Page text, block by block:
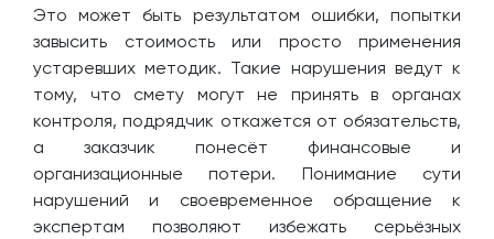
Это может быть результатом ошибки, попытки
завысить стоимость или просто применения
устаревших методик. Такие нарушения ведут к
тому, что смету могут не принять в органах
контроля, подрядчик откажется от обязательств,
а заказчик понесёт финансовые и
организационные потери. Понимание сути
нарушений и своевременное обращение к
экспертам позволяют избежать серьёзных